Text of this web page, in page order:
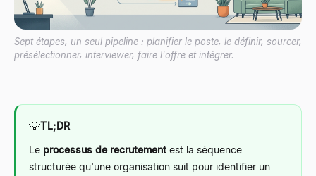
Sept étapes, un seul pipeline : planifier le poste, le définir, sourcer,
présélectionner, interviewer, faire l'offre et intégrer.
💡TL;DR
Le processus de recrutement est la séquence
structurée qu'une organisation suit pour identifier un